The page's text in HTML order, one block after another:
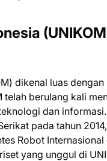
dikenal luas
telah berulang kali
dan
pada tahun
Robot
yang unggul di